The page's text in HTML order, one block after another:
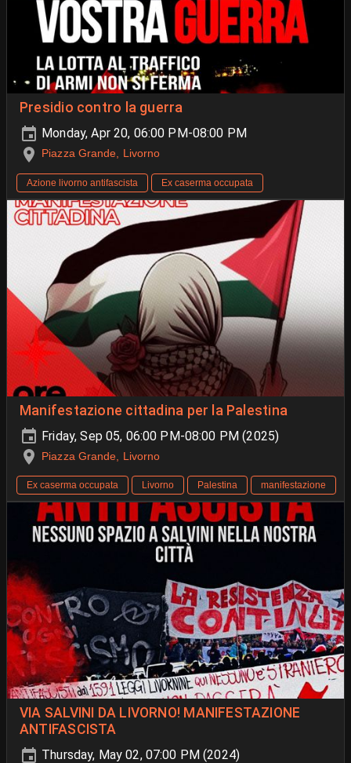
Presidio contro la guerra
Monday, Apr 20, 06:00 PM-08:00 PM
Piazza Grande, Livorno
Azione livorno antifascista Ex caserma occupata
Manifestazione cittadina per la Palestina
Friday, Sep 05, 06:00 PM-08:00 PM (2025)
Piazza Grande, Livorno
Ex caserma occupata Livorno Palestina manifestazione
VIA SALVINI DA LIVORNO! MANIFESTAZIONE
ANTIFASCISTA
Thursday, May 02, 07:00 PM (2024)